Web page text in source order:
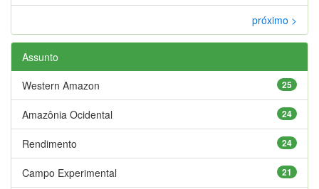
próximo >
Assunto
25
Western Amazon
24
Amazônia Ocidental
24
Rendimento
21
Campo Experimental